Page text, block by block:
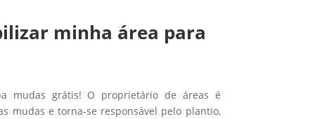
minha área para
mudas grátis! O proprietário de áreas é
mudas e torna-se responsável pelo plantio,